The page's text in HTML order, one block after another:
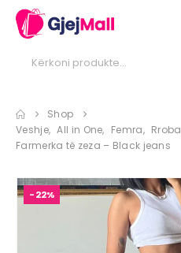
Shop
Veshje, All in One, Femra, Rroba
Farmerka të zeza – Black jeans
-22%